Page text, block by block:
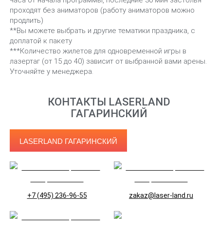
проходят без аниматоров (работу аниматоров можно
продлить)
**Вы можете выбрать и другие тематики праздника, с
доплатой к пакету
***Количество жилетов для одновременной игры в
лазертаг (от 15 до 40) зависит от выбранной вами арены.
Уточняйте у менеджера.
КОНТАКТЫ LASERLAND
ГАГАРИНСКИЙ
LASERLAND ГАГАРИНСКИЙ
+7 (495) 236-96-55 zakaz@laser-land.ru